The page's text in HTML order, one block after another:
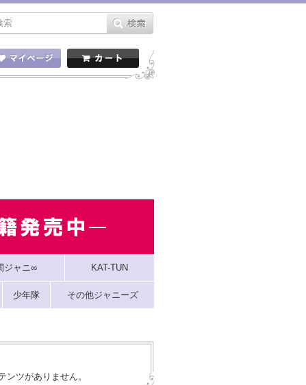
ジャニ∞ KAT-TUN
少年隊 その他ジャニーズ
ンツがありません。